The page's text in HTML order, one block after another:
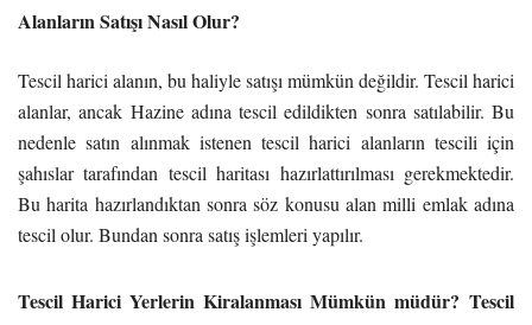
Alanların Satışı Nasıl Olur?
Tescil harici alanın, bu haliyle satışı mümkün değildir. Tescil harici
alanlar, ancak Hazine adına tescil edildikten sonra satılabilir. Bu
nedenle satın alınmak istenen tescil harici alanların tescili için
şahıslar tarafından tescil haritası hazırlattırılması gerekmektedir.
Bu harita hazırlandıktan sonra söz konusu alan milli emlak adına
tescil olur. Bundan sonra satış işlemleri yapılır.
Tescil Harici Yerlerin Kiralanması Mümkün müdür? Tescil